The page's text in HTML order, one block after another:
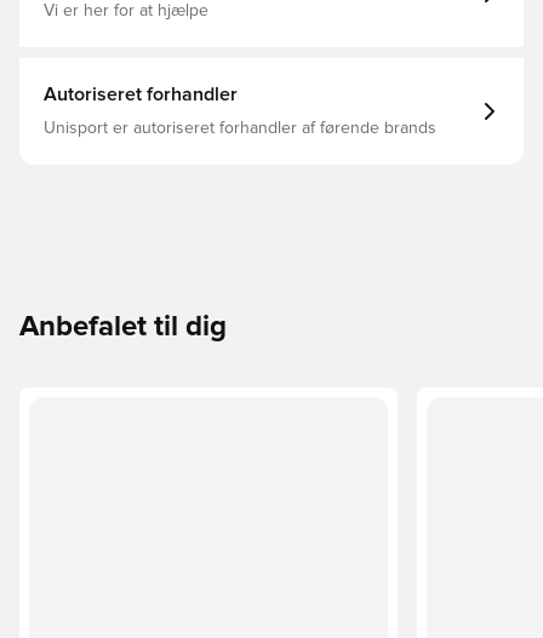
Vi er her for at hjælpe
Autoriseret forhandler
Unisport er autoriseret forhandler af førende brands
Anbefalet til dig